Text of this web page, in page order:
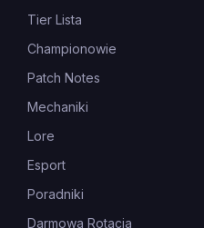
Tier Lista
Championowie
Patch Notes
Mechaniki
Lore
Esport
Poradniki
Darmowa Rotacja